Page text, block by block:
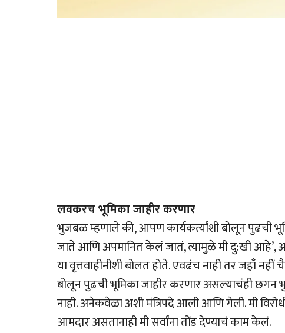
लवकरच भूमिका जाहीर करणार
भुजबळ म्हणाले की, आपण कार्यकर्त्यांशी बोलून पुढची
जाते आणि अपमानित केलं जातं, त्यामुळे मी दु:खी आहे’,
या वृत्तवाहीनीशी बोलत होते. एवढंच नाही तर जहाँ
बोलून पुढची भूमिका जाहीर करणार असल्याचंही छगन
नाही. अनेकवेळा अशी मंत्रिपदे आली आणि गेली. मी
आमदार असतानाही मी सर्वांना तोंड देण्याचं काम केलं.